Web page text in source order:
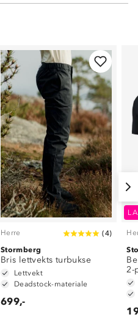
Herre (4)
Stormberg
Bris lettvekts turbukse
Lettvekt
Deadstock-materiale
699,-
2-